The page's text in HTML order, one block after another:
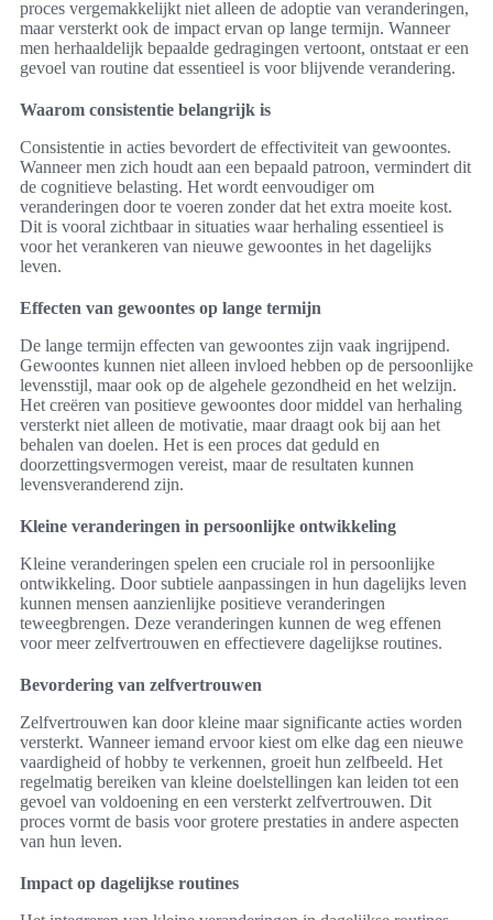
proces vergemakkelijkt niet alleen de adoptie van veranderingen,
maar versterkt ook de impact ervan op lange termijn. Wanneer
men herhaaldelijk bepaalde gedragingen vertoont, ontstaat er een
gevoel van routine dat essentieel is voor blijvende verandering.
Waarom consistentie belangrijk is
Consistentie in acties bevordert de effectiviteit van gewoontes.
Wanneer men zich houdt aan een bepaald patroon, vermindert dit
de cognitieve belasting. Het wordt eenvoudiger om
veranderingen door te voeren zonder dat het extra moeite kost.
Dit is vooral zichtbaar in situaties waar herhaling essentieel is
voor het verankeren van nieuwe gewoontes in het dagelijks
leven.
Effecten van gewoontes op lange termijn
De lange termijn effecten van gewoontes zijn vaak ingrijpend.
Gewoontes kunnen niet alleen invloed hebben op de persoonlijke
levensstijl, maar ook op de algehele gezondheid en het welzijn.
Het creëren van positieve gewoontes door middel van herhaling
versterkt niet alleen de motivatie, maar draagt ook bij aan het
behalen van doelen. Het is een proces dat geduld en
doorzettingsvermogen vereist, maar de resultaten kunnen
levensveranderend zijn.
Kleine veranderingen in persoonlijke ontwikkeling
Kleine veranderingen spelen een cruciale rol in persoonlijke
ontwikkeling. Door subtiele aanpassingen in hun dagelijks leven
kunnen mensen aanzienlijke positieve veranderingen
teweegbrengen. Deze veranderingen kunnen de weg effenen
voor meer zelfvertrouwen en effectievere dagelijkse routines.
Bevordering van zelfvertrouwen
Zelfvertrouwen kan door kleine maar significante acties worden
versterkt. Wanneer iemand ervoor kiest om elke dag een nieuwe
vaardigheid of hobby te verkennen, groeit hun zelfbeeld. Het
regelmatig bereiken van kleine doelstellingen kan leiden tot een
gevoel van voldoening en een versterkt zelfvertrouwen. Dit
proces vormt de basis voor grotere prestaties in andere aspecten
van hun leven.
Impact op dagelijkse routines